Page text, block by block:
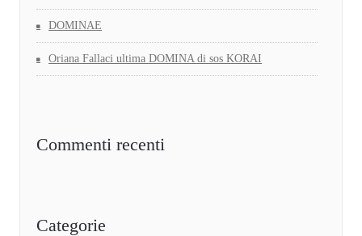
DOMINAE
Oriana Fallaci ultima DOMINA di sos KORAI
Commenti recenti
Categorie